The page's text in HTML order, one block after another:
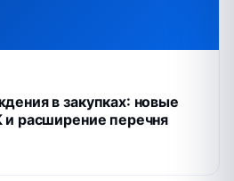
в закупках: новые
расширение перечня